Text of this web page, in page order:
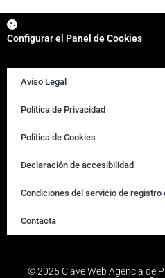
Configurar el Panel de Cookies
Aviso Legal
Política de Privacidad
Política de Cookies
Declaración de accesibilidad
Condiciones del servicio de registro
Contacta
© 2025 Clave Web Agencia de